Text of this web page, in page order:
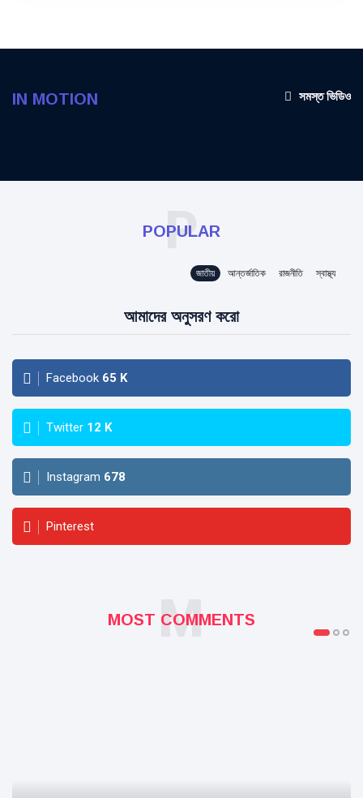
IN MOTION সমস্ত ভিডিও
POPULAR
P
জাতীয় আন্তর্জাতিক রাজনীতি স্বাস্থ্য
আমাদের অনুসরণ করো
Facebook 65 K
Twitter 12 K
Instagram 678
Pinterest
MOST COMMENTS
M